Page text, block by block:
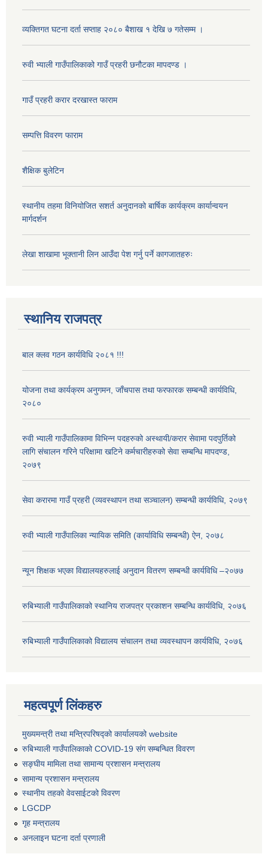
व्यक्तिगत घटना दर्ता सप्ताह २०८० बैशाख १ देखि ७ गतेसम्म ।
रुवी भ्याली गाउँपालिकाको गाउँ प्रहरी छनौटका मापदण्ड ।
गाउँ प्रहरी करार दरखास्त फाराम
सम्पत्ति विवरण फाराम
शैक्षिक बुलेटिन
स्थानीय तहमा विनियोजित सशर्त अनुदानको बार्षिक कार्यक्रम कार्यान्वयन
मार्गदर्शन
लेखा शाखामा भूक्तानी लिन आउँदा पेश गर्नु पर्ने कागजातहरुः
स्थानिय राजपत्र
बाल क्लव गठन कार्यविधि २०८१ !!!
योजना तथा कार्यक्रम अनुगमन, जाँचपास तथा फरफारक सम्बन्धी कार्यविधि,
२०८०
रुवी भ्याली गाउँपालिकामा विभिन्न पदहरुको अस्थायी/करार सेवामा पदपुर्तिको
लागि संचालन गरिने परिक्षामा खटिने कर्मचारीहरुको सेवा सम्बन्धि मापदण्ड,
२०७९
सेवा करारमा गाउँ प्रहरी (व्यवस्थापन तथा सञ्चालन) सम्बन्धी कार्यविधि, २०७९
रुवी भ्याली गाउँपालिका न्यायिक समिति (कार्याविधि सम्बन्धी) ऐन, २०७८
न्यून शिक्षक भएका ‍विद्यालयहरुलाई अनुदान वितरण सम्बन्धी कार्यविधि –२०७७
रुबिभ्याली गाउँपालिकाको स्थानिय राजपत्र प्रकाशन सम्बन्धि कार्यविधि, २०७६
रुबिभ्याली गाउँपालिकाको विद्यालय संचालन तथा व्यवस्थापन कार्यविधि, २०७६
महत्वपूर्ण लिंकहरु
मुख्यमन्त्री तथा मन्त्रिपरिषद्को कार्यालयको website
रुबिभ्याली गाउँपालिकाको COVID-19 संग सम्बन्धित विवरण
सङ्‍घीय मामिला तथा सामान्य प्रशासन मन्त्रालय
सामान्य प्रशासन मन्त्रालय
स्थानीय तहको वेवसाईटको विवरण
LGCDP
गृह मन्त्रालय
अनलाइन घटना दर्ता प्रणाली